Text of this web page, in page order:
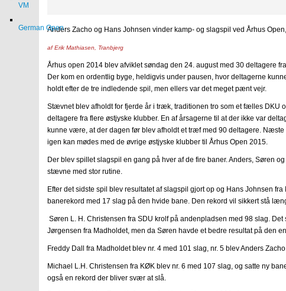
Anders Zacho og Hans Johnsen vinder kamp- og slagspil ved Århus Open,
af Erik Mathiasen, Tranbjerg
Århus open 2014 blev afviklet søndag den 24. august med 30 deltagere
Der kom en ordentlig byge, heldigvis under pausen, hvor deltagerne
holdt efter de tre indledende spil, men ellers var det meget pænt vejr.
Stævnet blev afholdt for fjerde år i træk, traditionen tro som et fælles DKU
deltagere fra flere østjyske klubber. En af årsagerne til at der ikke var
kunne være, at der dagen før blev afholdt et træf med 90 deltagere.
igen kan mødes med de øvrige østjyske klubber til Århus Open 2015.
Der blev spillet slagspil en gang på hver af de fire baner. Anders, Søren
stævne med stor rutine.
Efter det sidste spil blev resultatet af slagspil gjort op og Hans Johnsen
banerekord med 17 slag på den hvide bane. Den rekord vil sikkert stå
Søren L. H. Christensen fra SDU krolf på andenpladsen med 98 slag.
Jørgensen fra Madholdet, men da Søren havde et bedre resultat på den
Freddy Dall fra Madholdet blev nr. 4 med 101 slag, nr. 5 blev Anders
Michael L.H. Christensen fra KØK blev nr. 6 med 107 slag, og satte ny
også en rekord der bliver svær at slå.
VM
German Open